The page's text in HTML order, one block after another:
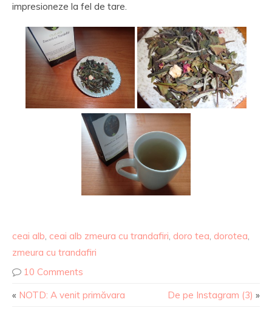
impresioneze la fel de tare.
ceai alb ceai alb zmeura cu trandafiri doro tea dorotea
zmeura cu trandafiri
10 Comments
« NOTD: A venit primăvara De pe Instagram (3) »